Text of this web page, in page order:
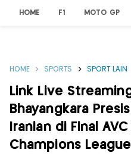
HOME F1 MOTO GP
HOME SPORTS SPORT LAIN
Link Live
Bhayangkara
Iranian di Final
Champions